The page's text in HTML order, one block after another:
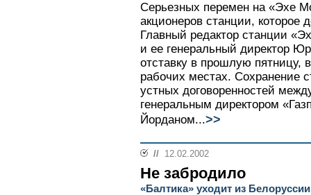
Серьезных перемен на «Эхе
акционеров станции, которое
Главный редактор станции
и ее генеральный директор
отставку в прошлую пятницу,
рабочих местах. Сохранение
устных договоренностей
генеральным директором
Йорданом...>>
// 12.02.2002
Не забродило
«Балтика» уходит из Белоруссии